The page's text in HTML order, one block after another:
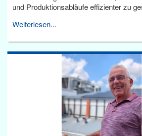
und Produktionsabläufe effizienter zu
Weiterlesen...